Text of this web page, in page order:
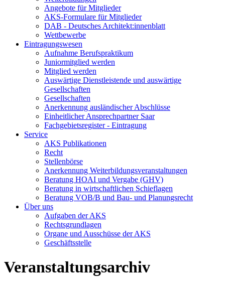
Angebote für Mitglieder
AKS-Formulare für Mitglieder
DAB - Deutsches Architekt:innenblatt
Wettbewerbe
Eintragungswesen
Aufnahme Berufspraktikum
Juniormitglied werden
Mitglied werden
Auswärtige Dienstleistende und auswärtige
Gesellschaften
Gesellschaften
Anerkennung ausländischer Abschlüsse
Einheitlicher Ansprechpartner Saar
Fachgebietsregister - Eintragung
Service
AKS Publikationen
Recht
Stellenbörse
Anerkennung Weiterbildungsveranstaltungen
Beratung HOAI und Vergabe (GHV)
Beratung in wirtschaftlichen Schieflagen
Beratung VOB/B und Bau- und Planungsrecht
Über uns
Aufgaben der AKS
Rechtsgrundlagen
Organe und Ausschüsse der AKS
Geschäftsstelle
Veranstaltungsarchiv